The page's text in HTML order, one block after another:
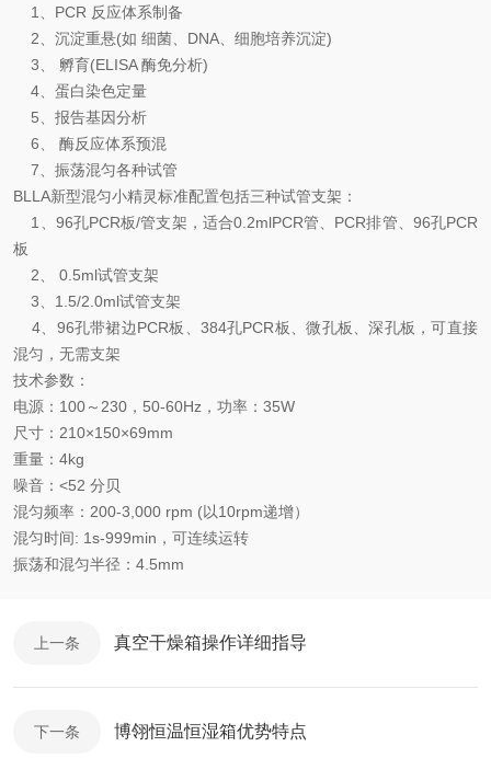
1、PCR 反应体系制备
2、沉淀重悬(如 细菌、DNA、细胞培养沉淀)
3、 孵育(ELISA 酶免分析)
4、蛋白染色定量
5、报告基因分析
6、 酶反应体系预混
7、振荡混匀各种试管
BLLA新型混匀小精灵标准配置包括三种试管支架：
1、96孔PCR板/管支架，适合0.2mlPCR管、PCR排管、96孔PCR
板
2、 0.5ml试管支架
3、1.5/2.0ml试管支架
4、96孔带裙边PCR板、384孔PCR板、微孔板、深孔板，可直接
混匀，无需支架
技术参数：
电源：100～230，50-60Hz，功率：35W
尺寸：210×150×69mm
重量：4kg
噪音：<52 分贝
混匀频率：200-3,000 rpm (以10rpm递增）
混匀时间: 1s-999min，可连续运转
振荡和混匀半径：4.5mm
上一条 真空干燥箱操作详细指导
下一条 博翎恒温恒湿箱优势特点